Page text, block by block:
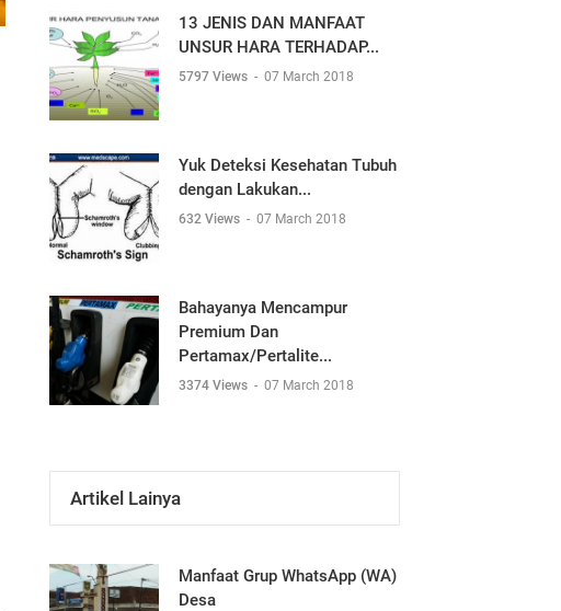
13 JENIS DAN MANFAAT
UNSUR HARA TERHADAP...
5797 Views - 07 March 2018
Yuk Deteksi Kesehatan Tubuh
dengan Lakukan...
632 Views - 07 March 2018
Bahayanya Mencampur
Premium Dan
Pertamax/Pertalite...
3374 Views - 07 March 2018
Artikel Lainya
Manfaat Grup WhatsApp (WA)
Desa